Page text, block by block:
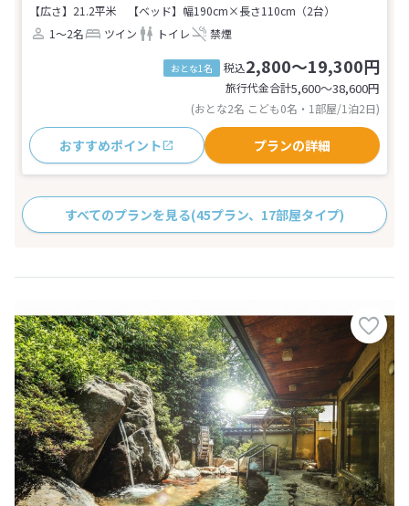
【広さ】21.2平米
【ベッド】幅190cm×長さ110cm（2台）
1～2名
ツイン トイレ 禁煙
おとな1名 税込2,800～19,300円
旅行代金合計5,600〜38,600円
(おとな2名 こども0名・1部屋/1泊2日)
おすすめポイント プランの詳細
すべてのプランを見る(45プラン、17部屋タイプ)